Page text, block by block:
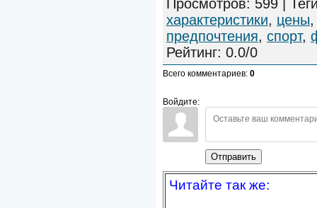
Просмотров: 599 |
характеристики, цены
предпочтения, спорт,
Рейтинг: 0.0/0
Всего комментариев: 0
Войдите:
Отправить
Читайте так же: